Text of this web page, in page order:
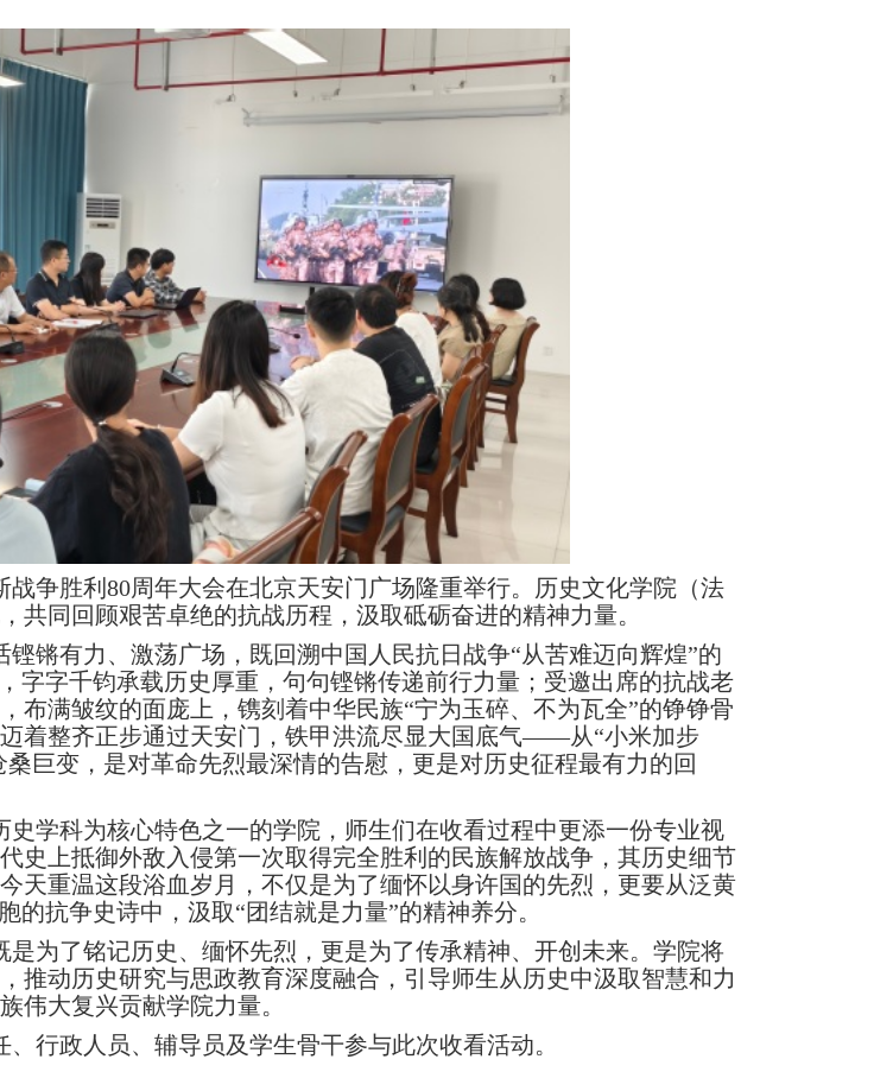
争胜利80周年大会在北京天安门广场隆重举行。历史文化学院（法
同回顾艰苦卓绝的抗战历程，汲取砥砺奋进的精神力量。
锵有力、激荡广场，既回溯中国人民抗日战争“从苦难迈向辉煌”的
字字千钧承载历史厚重，句句铿锵传递前行力量；受邀出席的抗战老
布满皱纹的面庞上，镌刻着中华民族“宁为玉碎、不为瓦全”的铮铮骨
着整齐正步通过天安门，铁甲洪流尽显大国底气——从“小米加步
巨变，是对革命先烈最深情的告慰，更是对历史征程最有力的回
学科为核心特色之一的学院，师生们在收看过程中更添一份专业视
史上抵御外敌入侵第一次取得完全胜利的民族解放战争，其历史细节
天重温这段浴血岁月，不仅是为了缅怀以身许国的先烈，更要从泛黄
抗争史诗中，汲取“团结就是力量”的精神养分。
为了铭记历史、缅怀先烈，更是为了传承精神、开创未来。学院将
推动历史研究与思政教育深度融合，引导师生从历史中汲取智慧和力
伟大复兴贡献学院力量。
行政人员、辅导员及学生骨干参与此次收看活动。